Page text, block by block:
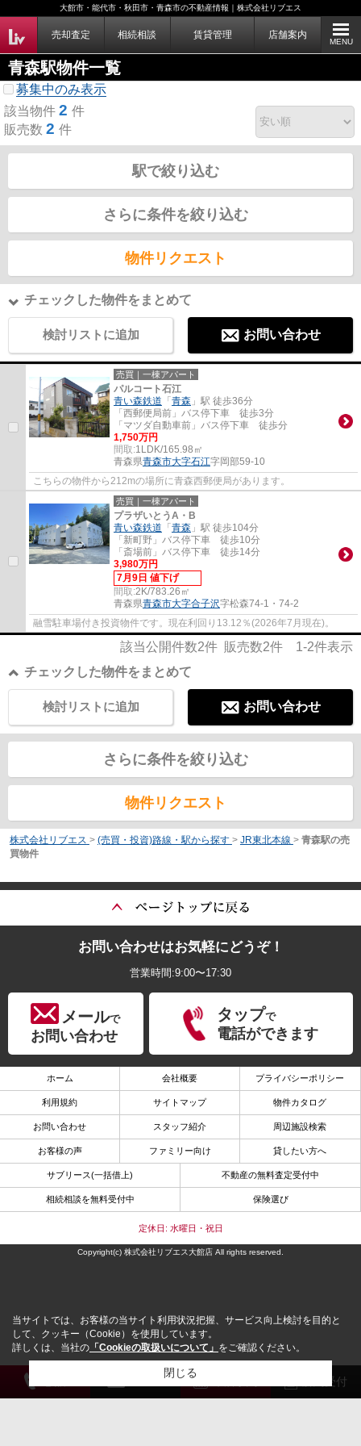
大館市・能代市・秋田市・青森市の不動産情報｜株式会社リブエス
売却査定 相続相談 賃貸管理 店舗案内
MENU
青森駅物件一覧
募集中のみ表示
該当物件 2 件
販売数 2 件
駅で絞り込む
さらに条件を絞り込む
物件リクエスト
チェックした物件をまとめて
検討リストに追加 お問い合わせ
売買｜一棟アパート
パルコート石江
青い森鉄道 「 青森 」駅 徒歩36分
「西郵便局前」バス停下車 徒歩3分
「マツダ自動車前」バス停下車 徒歩分
1,750万円
間取:1LDK/165.98㎡
青森県青森市大字石江字岡部59-10
こちらの物件から212mの場所に青森西郵便局があります。
売買｜一棟アパート
プラザいとうA・B
青い森鉄道 「 青森 」駅 徒歩104分
「新町野」バス停下車 徒歩10分
「斎場前」バス停下車 徒歩14分
3,980万円
7月9日 値下げ
間取:2K/783.26㎡
青森県青森市大字合子沢字松森74-1・74-2
融雪駐車場付き投資物件です。現在利回り13.12％(2026年7月現在)。
該当公開件数2件 販売数2件 1-2件表示
チェックした物件をまとめて
お問い合わせ
検討リストに追加
さらに条件を絞り込む
物件リクエスト
株式会社リブエス > (売買・投資)路線・駅から探す > JR東北本線 > 青森駅の売
買物件
解約受付
お問い合わせはお気軽にどうぞ！
営業時間:9:00〜17:30
メールで
お問い合わせ
タップで
電話ができます
ホーム 会社概要 プライバシーポリシー
利用規約 サイトマップ 物件カタログ
お問い合わせ スタッフ紹介 周辺施設検索
お客様の声 ファミリー向け 貸したい方へ
サブリース(一括借上) 不動産の無料査定受付中
相続相談を無料受付中 保険選び
定休日: 水曜日・祝日
Copyright(c) 株式会社リブエス大館店 All rights reserved.
当サイトでは、お客様の当サイト利用状況把握、サービス向上検討を目的と
して、クッキー（Cookie）を使用しています。
詳しくは、当社の 「Cookieの取扱いについて」 をご確認ください。
閉じる